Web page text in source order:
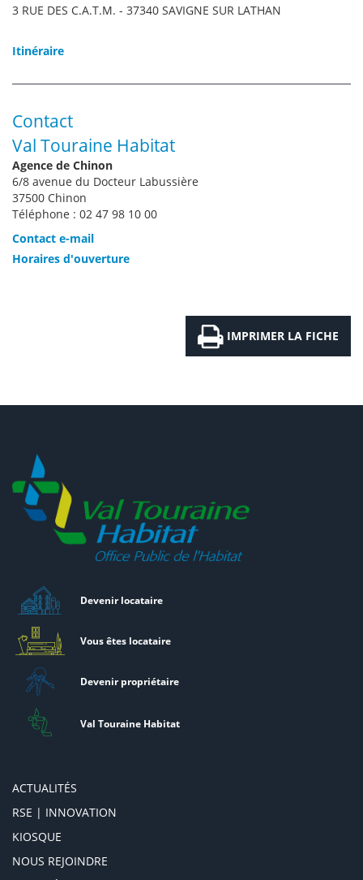
3 RUE DES C.A.T.M. - 37340 SAVIGNE SUR LATHAN
Itinéraire
Contact
Val Touraine Habitat
Agence de Chinon
6/8 avenue du Docteur Labussière
37500 Chinon
Téléphone : 02 47 98 10 00
Contact e-mail
Horaires d'ouverture
IMPRIMER LA FICHE
Devenir locataire
Vous êtes locataire
Devenir propriétaire
Val Touraine Habitat
ACTUALITÉS
RSE | INNOVATION
KIOSQUE
NOUS REJOINDRE